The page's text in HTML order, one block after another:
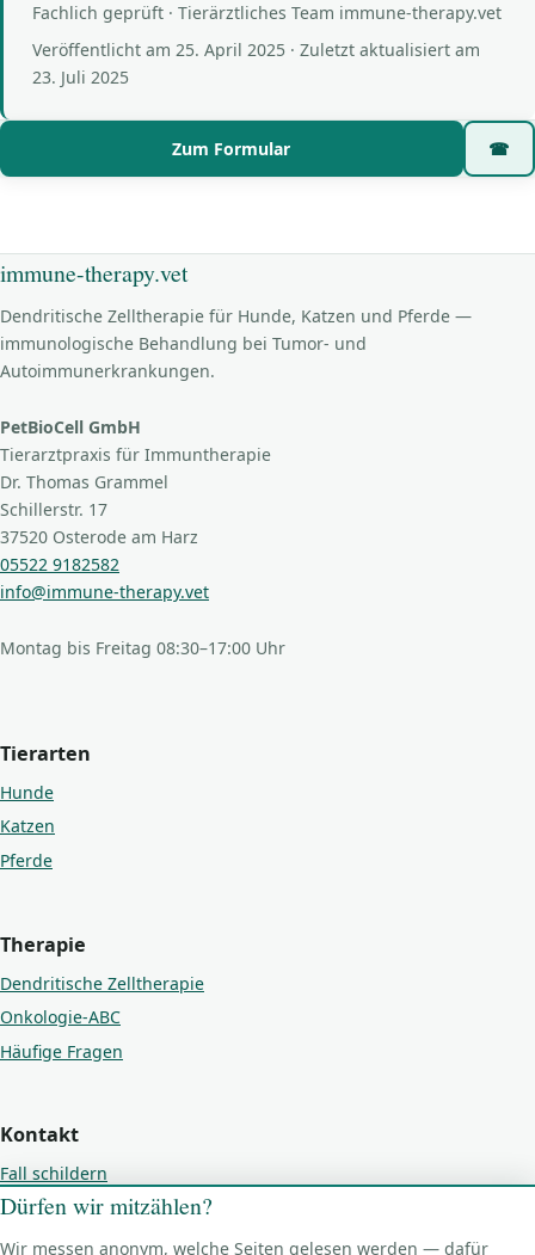
Fachlich geprüft · Tierärztliches Team immune-therapy.vet
Veröffentlicht am 25. April 2025 · Zuletzt aktualisiert am
23. Juli 2025
Zum Formular ☎
immune-therapy.vet
Dendritische Zelltherapie für Hunde, Katzen und Pferde —
immunologische Behandlung bei Tumor- und
Autoimmunerkrankungen.
PetBioCell GmbH
Tierarztpraxis für Immuntherapie
Dr. Thomas Grammel
Schillerstr. 17
37520 Osterode am Harz
05522 9182582
info@immune-therapy.vet
Montag bis Freitag 08:30–17:00 Uhr
Tierarten
Hunde
Katzen
Pferde
Therapie
Dendritische Zelltherapie
Onkologie-ABC
Häufige Fragen
Kontakt
Fall schildern
Kontakt
Impressum
Dürfen wir mitzählen?
Wir messen anonym, welche Seiten gelesen werden — dafür